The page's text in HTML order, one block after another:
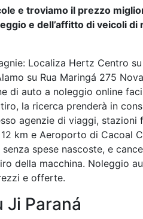
e troviamo il prezzo
e dell’affitto di veicoli di
Localiza Hertz Centro
su Rua Maringá 275
di auto a noleggio online
la ricerca prenderà in
agenzie di viaggi,
km e Aeroporto di Cacoal
spese nascoste, e
della macchina. Noleggio
e offerte.
Ji Paraná